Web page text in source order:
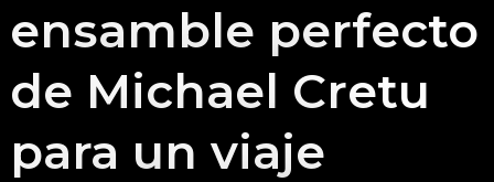
ensamble perfecto
de Michael Cretu
para un viaje